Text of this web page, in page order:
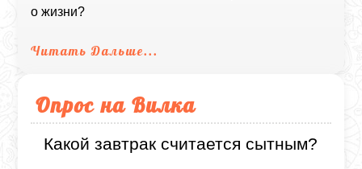
о жизни?
Читать Дальше...
Опрос на Вилка
Какой завтрак считается сытным?